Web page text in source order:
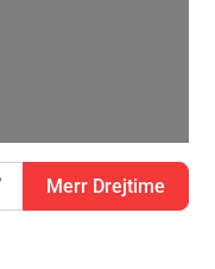
Merr Drejtime